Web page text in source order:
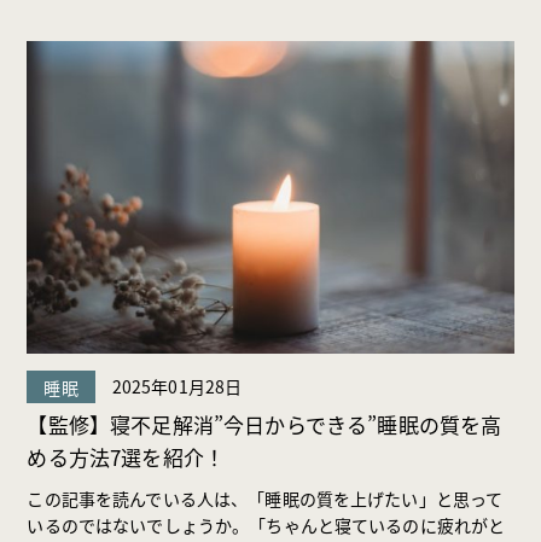
睡眠 2025年01月28日
【監修】寝不足解消”今日からできる”睡眠の質を高
める方法7選を紹介！
この記事を読んでいる人は、「睡眠の質を上げたい」と思って
いるのではないでしょうか。「ちゃんと寝ているのに疲れがと